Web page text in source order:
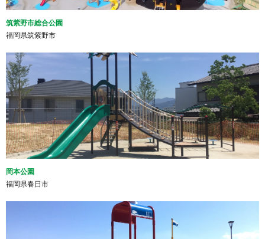
筑紫野市総合公園
福岡県筑紫野市
岡本公園
福岡県春日市